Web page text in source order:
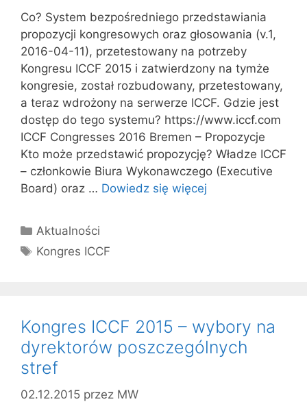
Co? System bezpośredniego przedstawiania
propozycji kongresowych oraz głosowania (v.1,
2016-04-11), przetestowany na potrzeby
Kongresu ICCF 2015 i zatwierdzony na tymże
kongresie, został rozbudowany, przetestowany,
a teraz wdrożony na serwerze ICCF. Gdzie jest
dostęp do tego systemu? https://www.iccf.com
ICCF Congresses 2016 Bremen – Propozycje
Kto może przedstawić propozycję? Władze ICCF
– członkowie Biura Wykonawczego (Executive
Board) oraz … Dowiedz się więcej
Kategorie
Aktualności
Tagi
Kongres ICCF
Kongres ICCF 2015 – wybory na
dyrektorów poszczególnych
stref
02.12.2015 przez MW